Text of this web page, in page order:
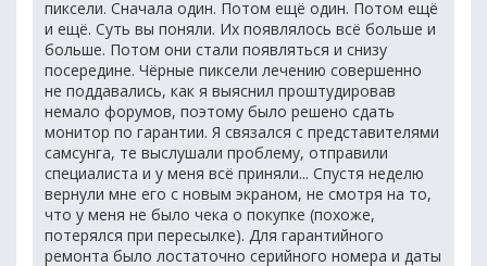
пиксели. Сначала один. Потом ещё один. Потом ещё
и ещё. Суть вы поняли. Их появлялось всё больше и
больше. Потом они стали появляться и снизу
посередине. Чёрные пиксели лечению совершенно
не поддавались, как я выяснил проштудировав
немало форумов, поэтому было решено сдать
монитор по гарантии. Я связался с представителями
самсунга, те выслушали проблему, отправили
специалиста и у меня всё приняли... Спустя неделю
вернули мне его с новым экраном, не смотря на то,
что у меня не было чека о покупке (похоже,
потерялся при пересылке). Для гарантийного
ремонта было лостаточно серийного номера и даты